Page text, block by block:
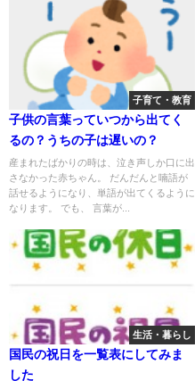
子育て・教育
子供の言葉っていつから出てく
るの？うちの子は遅いの？
産まれたばかりの時は、泣き声しか口に出
さなかった赤ちゃん。 だんだんと喃語が
話せるようになり、単語が出てくるように
なります。 でも、 言葉が...
生活・暮らし
国民の祝日を一覧表にしてみま
した